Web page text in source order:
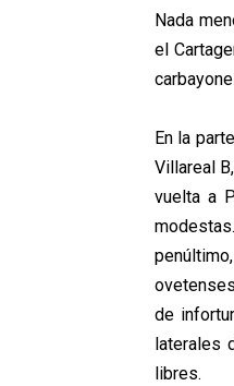
Nada
el
En la
Villareal
vuelta a
de
laterales
libres.